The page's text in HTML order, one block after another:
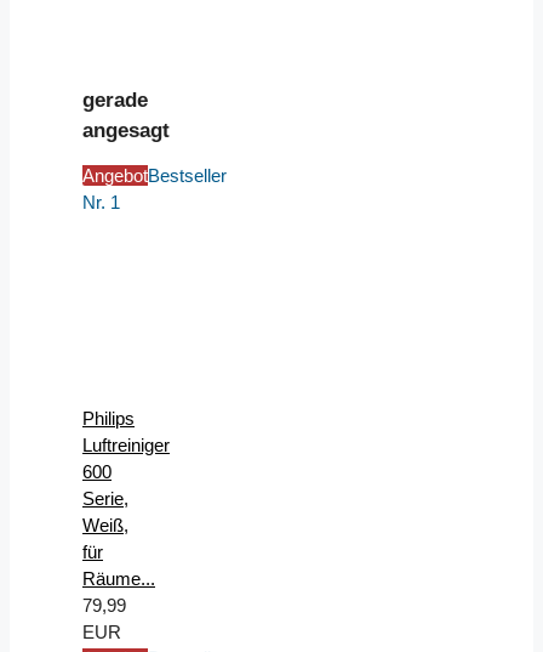
gerade
angesagt
AngebotBestseller
Nr. 1
Philips
Luftreiniger
600
Serie,
Weiß,
für
Räume...
79,99
EUR